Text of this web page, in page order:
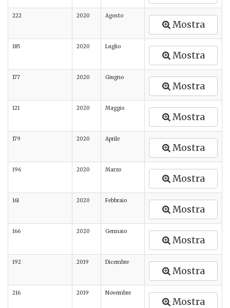
222 2020 Agosto
Mostra
185 2020 Luglio
Mostra
177 2020 Giugno
Mostra
121 2020 Maggio
Mostra
179 2020 Aprile
Mostra
196 2020 Marzo
Mostra
161 2020 Febbraio
Mostra
166 2020 Gennaio
Mostra
192 2019 Dicembre
Mostra
216 2019 Novembre
Mostra